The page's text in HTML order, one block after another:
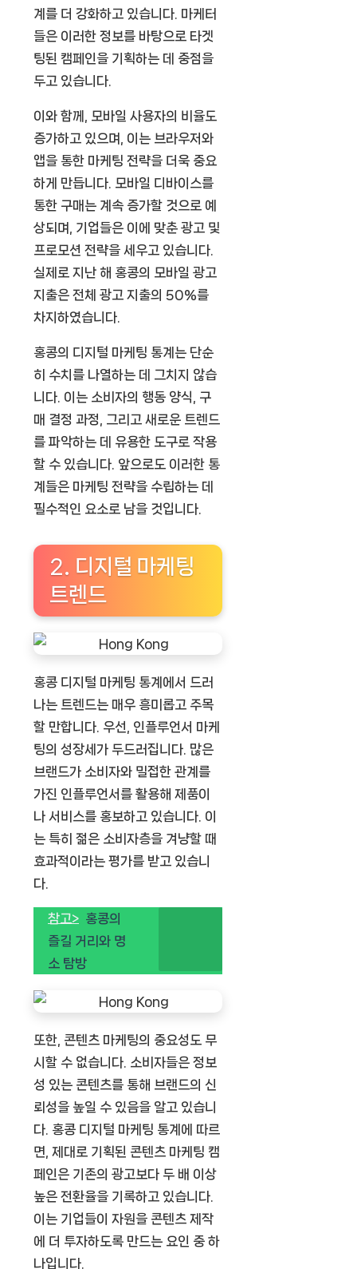
계를 더 강화하고 있습니다. 마케터
들은 이러한 정보를 바탕으로 타겟
팅된 캠페인을 기획하는 데 중점을
두고 있습니다.
이와 함께, 모바일 사용자의 비율도
증가하고 있으며, 이는 브라우저와
앱을 통한 마케팅 전략을 더욱 중요
하게 만듭니다. 모바일 디바이스를
통한 구매는 계속 증가할 것으로 예
상되며, 기업들은 이에 맞춘 광고 및
프로모션 전략을 세우고 있습니다.
실제로 지난 해 홍콩의 모바일 광고
지출은 전체 광고 지출의 50%를
차지하였습니다.
홍콩의 디지털 마케팅 통계는 단순
히 수치를 나열하는 데 그치지 않습
니다. 이는 소비자의 행동 양식, 구
매 결정 과정, 그리고 새로운 트렌드
를 파악하는 데 유용한 도구로 작용
할 수 있습니다. 앞으로도 이러한 통
계들은 마케팅 전략을 수립하는 데
필수적인 요소로 남을 것입니다.
2. 디지털 마케팅
트렌드
홍콩 디지털 마케팅 통계에서 드러
나는 트렌드는 매우 흥미롭고 주목
할 만합니다. 우선, 인플루언서 마케
팅의 성장세가 두드러집니다. 많은
브랜드가 소비자와 밀접한 관계를
가진 인플루언서를 활용해 제품이
나 서비스를 홍보하고 있습니다. 이
는 특히 젊은 소비자층을 겨냥할 때
효과적이라는 평가를 받고 있습니
다.
참고> 홍콩의
즐길 거리와 명
소 탐방
또한, 콘텐츠 마케팅의 중요성도 무
시할 수 없습니다. 소비자들은 정보
성 있는 콘텐츠를 통해 브랜드의 신
뢰성을 높일 수 있음을 알고 있습니
다. 홍콩 디지털 마케팅 통계에 따르
면, 제대로 기획된 콘텐츠 마케팅 캠
페인은 기존의 광고보다 두 배 이상
높은 전환율을 기록하고 있습니다.
이는 기업들이 자원을 콘텐츠 제작
에 더 투자하도록 만드는 요인 중 하
나입니다.